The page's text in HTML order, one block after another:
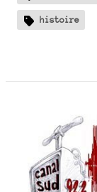
histoire